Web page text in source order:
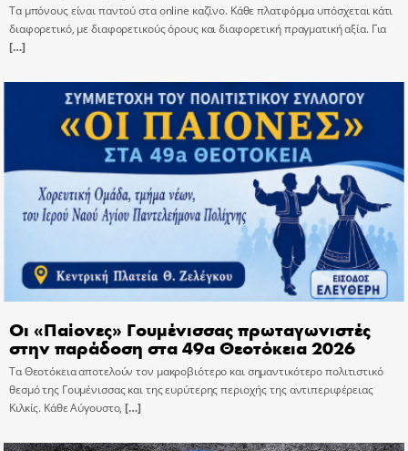
Τα μπόνους είναι παντού στα online καζίνο. Κάθε πλατφόρμα υπόσχεται κάτι
διαφορετικό, με διαφορετικούς όρους και διαφορετική πραγματική αξία. Για
[…]
Οι «Παίονες» Γουμένισσας πρωταγωνιστές
στην παράδοση στα 49α Θεοτόκεια 2026
Τα Θεοτόκεια αποτελούν τον μακροβιότερο και σημαντικότερο πολιτιστικό
θεσμό της Γουμένισσας και της ευρύτερης περιοχής της αντιπεριφέρειας
Κιλκίς. Κάθε Αύγουστο, […]